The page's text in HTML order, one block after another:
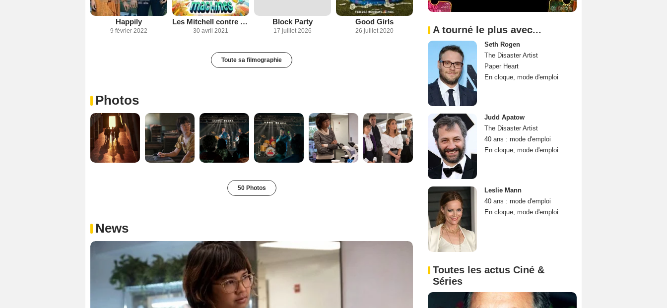
Happily
9 février 2022
Les Mitchell contre les machines
30 avril 2021
Block Party
17 juillet 2026
Good Girls
26 juillet 2020
Toute sa filmographie
Photos
50 Photos
News
A tourné le plus avec...
Seth Rogen
The Disaster Artist
Paper Heart
En cloque, mode d'emploi
Judd Apatow
The Disaster Artist
40 ans : mode d'emploi
En cloque, mode d'emploi
Leslie Mann
40 ans : mode d'emploi
En cloque, mode d'emploi
Toutes les actus Ciné &
Séries